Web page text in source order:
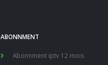
ABONNMENT
Abonnment iptv 12 mois